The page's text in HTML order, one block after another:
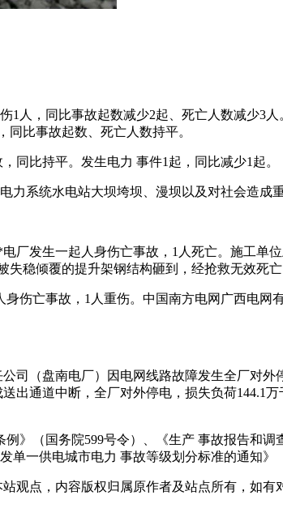
1人，同比事故起数减少2起、死亡人数减少3
比事故起数、死亡人数持平。
同比持平。发生电力 事件1起，同比减少1起。
力系统水电站大坝垮坝、漫坝以及对社会造成
厂发生一起人身伤亡事故，1人死亡。施工
稳倾覆的提升架钢结构砸到，经抢救无效死亡
伤亡事故，1人重伤。中国南方电网广西电
司（盘南电厂）因电网线路故障发生全厂对
出通道中断，全厂对外停电，损失负荷144.1
》（国务院599号令）、《生产 事故报告和
单一供电城市电力 事故等级划分标准的通知》
观点，内容版权归属原作者及站点所有，如有